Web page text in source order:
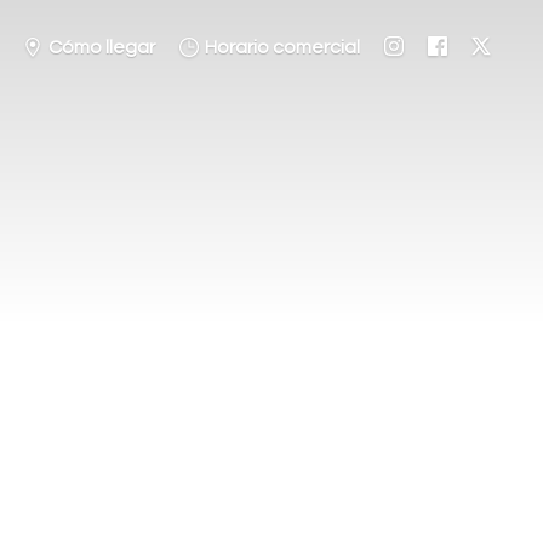
Cómo llegar Horario comercial